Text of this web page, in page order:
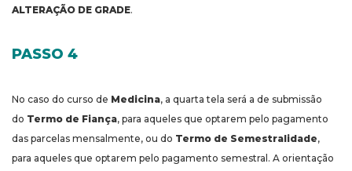
ALTERAÇÃO DE GRADE.
PASSO 4
No caso do curso de Medicina, a quarta tela será a de submissão
do Termo de Fiança, para aqueles que optarem pelo pagamento
das parcelas mensalmente, ou do Termo de Semestralidade,
para aqueles que optarem pelo pagamento semestral. A orientação